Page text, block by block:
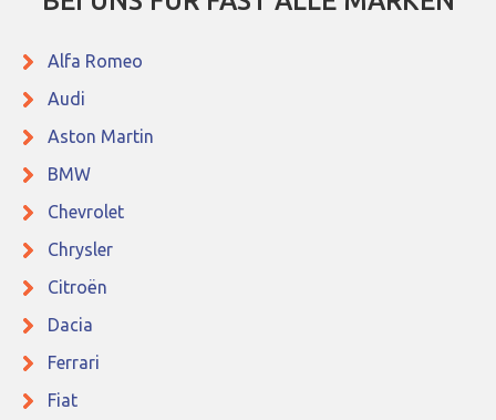
Alfa Romeo
Audi
Aston Martin
BMW
Chevrolet
Chrysler
Citroën
Dacia
Ferrari
Fiat